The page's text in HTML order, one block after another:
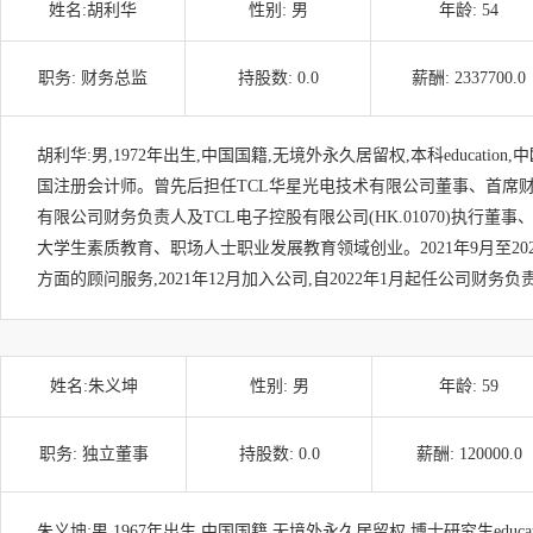
姓名:胡利华 性别: 男 年龄: 54
职务: 财务总监 持股数: 0.0 薪酬: 2337700.0
胡利华:男,1972年出生,中国国籍,无境外永久居留权,本科education,
国注册会计师。曾先后担任TCL华星光电技术有限公司董事、首席
有限公司财务负责人及TCL电子控股有限公司(HK.01070)执行董事
大学生素质教育、职场人士职业发展教育领域创业。2021年9月至
方面的顾问服务,2021年12月加入公司,自2022年1月起任公司财务负
姓名:朱义坤 性别: 男 年龄: 59
职务: 独立董事 持股数: 0.0 薪酬: 120000.0